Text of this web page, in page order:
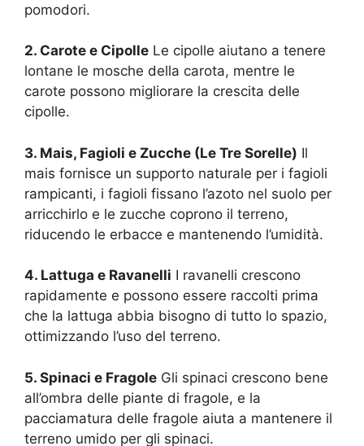
pomodori.
2. Carote e Cipolle Le cipolle aiutano a tenere
lontane le mosche della carota, mentre le
carote possono migliorare la crescita delle
cipolle.
3. Mais, Fagioli e Zucche (Le Tre Sorelle) Il
mais fornisce un supporto naturale per i fagioli
rampicanti, i fagioli fissano l’azoto nel suolo per
arricchirlo e le zucche coprono il terreno,
riducendo le erbacce e mantenendo l’umidità.
4. Lattuga e Ravanelli I ravanelli crescono
rapidamente e possono essere raccolti prima
che la lattuga abbia bisogno di tutto lo spazio,
ottimizzando l’uso del terreno.
5. Spinaci e Fragole Gli spinaci crescono bene
all’ombra delle piante di fragole, e la
pacciamatura delle fragole aiuta a mantenere il
terreno umido per gli spinaci.